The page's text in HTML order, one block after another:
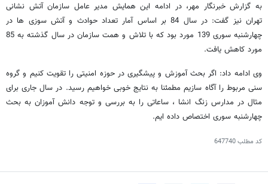
به گزارش خبرنگار مهر، در ادامه این همایش مدیر عامل سازمان آتش نشانی
تهران نیز گفت: در سال 84 بر اساس آمار تعداد حوادث و آتش سوزی ها در
چهارشنبه سوری 139 مورد بود که با تلاش و همت سازمان در سال گذشته به 85
مورد کاهش یافت.
وی ادامه داد: اگر بحث آموزش و پیشگیری در حوزه امنیتی را تقویت کنیم و گروه
سنی مربوط را آگاه سازیم مطمئنا به نتایج خوبی خواهیم رسید. در سال جاری برای
مثال در مدارس زنگ انشا ، ساعاتی را به بررسی و توجه دانش آموزان به بحث
چهارشنبه سوری اختصاص داده ایم.
کد مطلب647740